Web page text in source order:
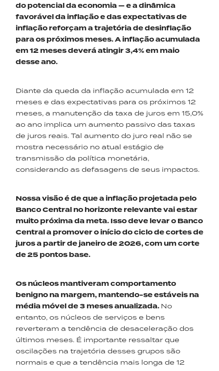
do potencial da economia — e a dinâmica
favorável da inflação e das expectativas de
inflação reforçam a trajetória de desinflação
para os próximos meses. A inflação acumulada
em 12 meses deverá atingir 3,4% em maio
desse ano.
Diante da queda da inflação acumulada em 12
meses e das expectativas para os próximos 12
meses, a manutenção da taxa de juros em 15,0%
ao ano implica um aumento passivo das taxas
de juros reais. Tal aumento do juro real não se
mostra necessário no atual estágio de
transmissão da política monetária,
considerando as defasagens de seus impactos.
Nossa visão é de que a inflação projetada pelo
Banco Central no horizonte relevante vai estar
muito próxima da meta. Isso deve levar o Banco
Central a promover o início do ciclo de cortes de
juros a partir de janeiro de 2026, com um corte
de 25 pontos base.
Os núcleos mantiveram comportamento
benigno na margem, mantendo-se estáveis na
média móvel de 3 meses anualizada. No
entanto, os núcleos de serviços e bens
reverteram a tendência de desaceleração dos
últimos meses. É importante ressaltar que
oscilações na trajetória desses grupos são
normais e que a tendência mais longa de 12